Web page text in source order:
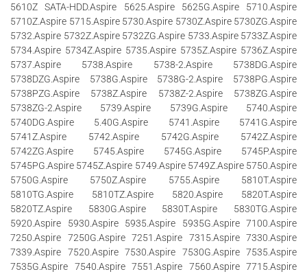
5610Z SATA-HDD.Aspire 5625.Aspire 5625G.Aspire 5710.Aspire
5710Z.Aspire 5715.Aspire 5730.Aspire 5730Z.Aspire 5730ZG.Aspire
5732.Aspire 5732Z.Aspire 5732ZG.Aspire 5733.Aspire 5733Z.Aspire
5734.Aspire 5734Z.Aspire 5735.Aspire 5735Z.Aspire 5736Z.Aspire
5737.Aspire 5738.Aspire 5738-2.Aspire 5738DG.Aspire
5738DZG.Aspire 5738G.Aspire 5738G-2.Aspire 5738PG.Aspire
5738PZG.Aspire 5738Z.Aspire 5738Z-2.Aspire 5738ZG.Aspire
5738ZG-2.Aspire 5739.Aspire 5739G.Aspire 5740.Aspire
5740DG.Aspire 5.40G.Aspire 5741.Aspire 5741G.Aspire
5741Z.Aspire 5742.Aspire 5742G.Aspire 5742Z.Aspire
5742ZG.Aspire 5745.Aspire 5745G.Aspire 5745P.Aspire
5745PG.Aspire 5745Z.Aspire 5749.Aspire 5749Z.Aspire 5750.Aspire
5750G.Aspire 5750Z.Aspire 5755.Aspire 5810T.Aspire
5810TG.Aspire 5810TZ.Aspire 5820.Aspire 5820T.Aspire
5820TZ.Aspire 5830G.Aspire 5830T.Aspire 5830TG.Aspire
5920.Aspire 5930.Aspire 5935.Aspire 5935G.Aspire 7100.Aspire
7250.Aspire 7250G.Aspire 7251.Aspire 7315.Aspire 7330.Aspire
7339.Aspire 7520.Aspire 7530.Aspire 7530G.Aspire 7535.Aspire
7535G.Aspire 7540.Aspire 7551.Aspire 7560.Aspire 7715.Aspire